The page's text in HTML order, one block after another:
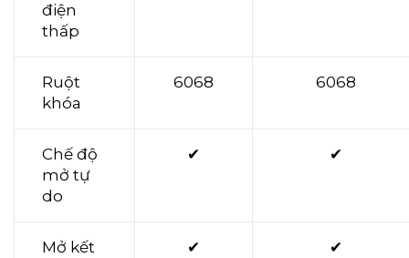
điện
thấp
Ruột
khóa
6068 6068
Chế độ
mở tự
do
✔ ✔
Mở kết
✔ ✔